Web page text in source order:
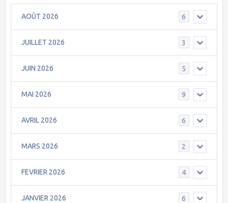
AOÛT 2026 6
JUILLET 2026 3
JUIN 2026 5
MAI 2026 9
AVRIL 2026 6
MARS 2026 2
FEVRIER 2026 4
JANVIER 2026 6